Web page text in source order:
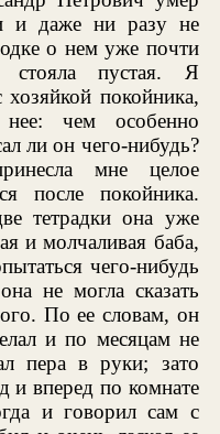
и даже ни разу не
о нем уже почти
стояла пустая. Я
покойника,
нее: чем особенно
ли он чего-нибудь?
мне целое
после покойника.
тетрадки она уже
и молчаливая баба,
чего-нибудь
не могла сказать
По ее словам, он
и по месяцам не
пера в руки; зато
и вперед по комнате
и говорил сам с